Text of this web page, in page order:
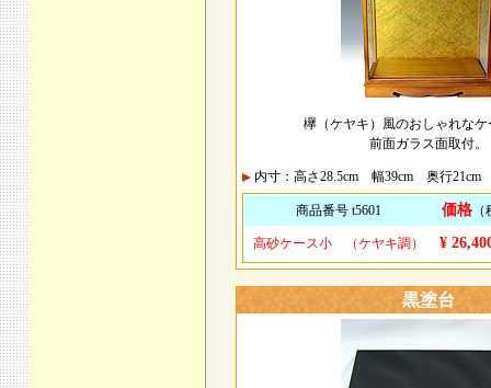
欅（ケヤキ）風のおしゃれな
前面ガラス面取付。
内寸：高さ28.5cm 幅39cm 奥行21cm
商品番号 t5601 価格（
高砂ケース小 （ケヤキ調） ¥
黒塗台